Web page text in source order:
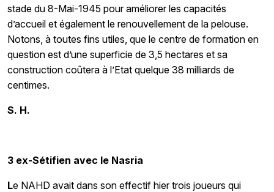
stade du 8-Mai-1945 pour améliorer les capacités
d’accueil et également le renouvellement de la pelouse.
Notons, à toutes fins utiles, que le centre de formation en
question est d’une superficie de 3,5 hectares et sa
construction coûtera à l’Etat quelque 38 milliards de
centimes.
S. H.
3 ex-Sétifien avec le Nasria
Le NAHD avait dans son effectif hier trois joueurs qui